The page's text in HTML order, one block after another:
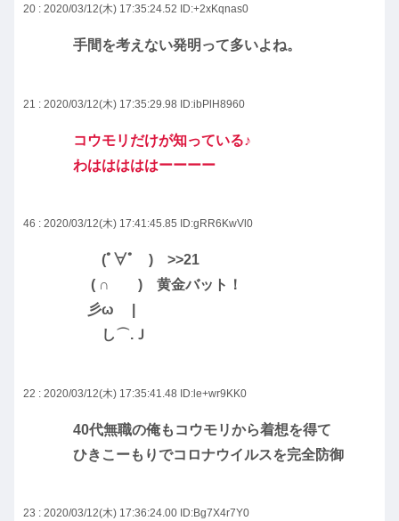
20 : 2020/03/12(木) 17:35:24.52 ID:+2xKqnas0
手間を考えない発明って多いよね。
21 : 2020/03/12(木) 17:35:29.98 ID:ibPlH8960
コウモリだけが知っている♪
わはははははーーーー
46 : 2020/03/12(木) 17:41:45.85 ID:gRR6KwVl0
(ﾟ∀ﾟ ) >>21
( ∩ ) 黄金バット！
彡ω |
し⌒.Ｊ
22 : 2020/03/12(木) 17:35:41.48 ID:le+wr9KK0
40代無職の俺もコウモリから着想を得て
ひきこーもりでコロナウイルスを完全防御
23 : 2020/03/12(木) 17:36:24.00 ID:Bg7X4r7Y0